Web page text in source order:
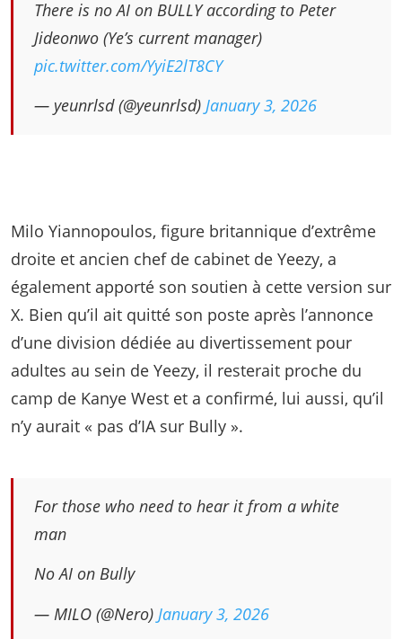
There is no AI on BULLY according to Peter
Jideonwo (Ye’s current manager)
pic.twitter.com/YyiE2lT8CY
— yeunrlsd (@yeunrlsd) January 3, 2026
Milo Yiannopoulos, figure britannique d’extrême
droite et ancien chef de cabinet de Yeezy, a
également apporté son soutien à cette version sur
X. Bien qu’il ait quitté son poste après l’annonce
d’une division dédiée au divertissement pour
adultes au sein de Yeezy, il resterait proche du
camp de Kanye West et a confirmé, lui aussi, qu’il
n’y aurait « pas d’IA sur Bully ».
For those who need to hear it from a white
man
No AI on Bully
— MILO (@Nero) January 3, 2026